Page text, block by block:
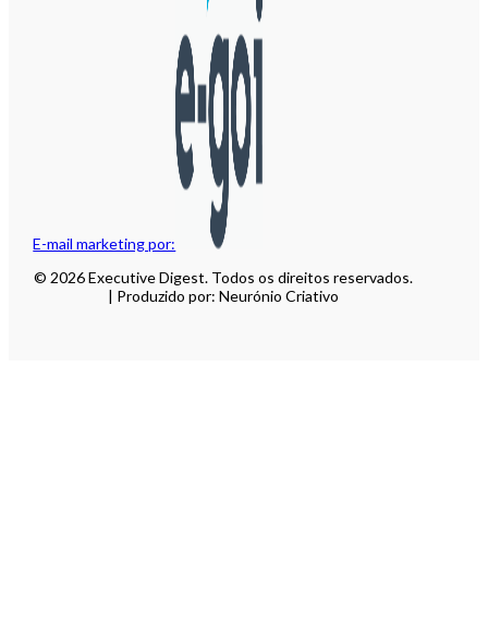
E-mail marketing por:
© 2026 Executive Digest. Todos os direitos reservados.
| Produzido por: Neurónio Criativo